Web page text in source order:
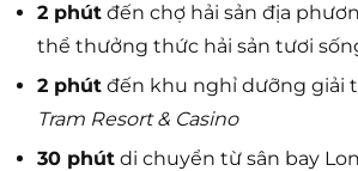
2 phútđến chợ hải sản địa
thể thưởng thức hải sản tươi
2 phútđến khu nghỉ dưỡng giải
Tram Resort & Casino
30 phútdi chuyển từ sân bay